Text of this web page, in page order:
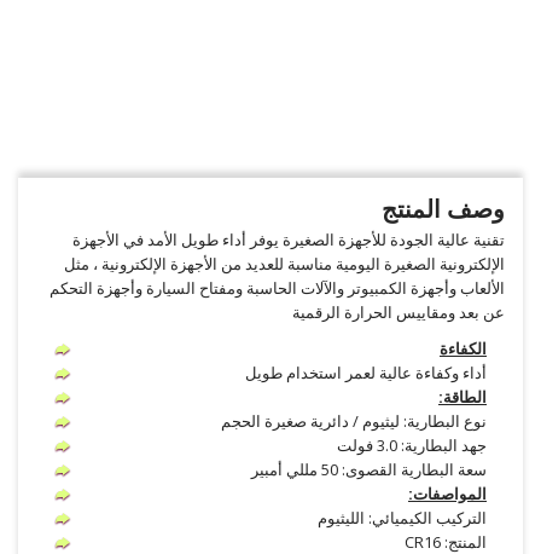
وصف المنتج
تقنية عالية الجودة للأجهزة الصغيرة يوفر أداء طويل الأمد في الأجهزة
الإلكترونية الصغيرة اليومية مناسبة للعديد من الأجهزة الإلكترونية ، مثل
الألعاب وأجهزة الكمبيوتر والآلات الحاسبة ومفتاح السيارة وأجهزة التحكم
عن بعد ومقاييس الحرارة الرقمية
الكفاءة
أداء وكفاءة عالية لعمر استخدام طويل
الطاقة:
نوع البطارية: ليثيوم / دائرية صغيرة الحجم
جهد البطارية: 3.0 فولت
سعة البطارية القصوى: 50 مللي أمبير
المواصفات:
التركيب الكيميائي: الليثيوم
المنتج: CR16